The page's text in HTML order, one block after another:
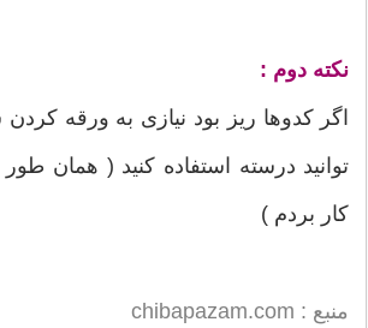
نکته دوم :
اگر کدوها ریز بود نیازی به ورقه
توانید درسته استفاده کنید ( همان
کار بردم )
منبع : chibapazam.com